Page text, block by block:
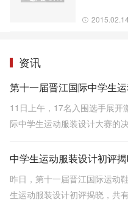
资讯
第十一届晋江国际中学生
11日上午，17名入围选手展开
际中学生运动服装设计大赛的决
昨日，第十一届晋江国际运动
生运动服装设计初评揭晓，共